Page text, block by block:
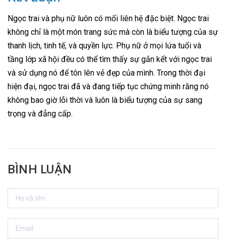
Ngọc trai và phụ nữ luôn có mối liên hệ đặc biệt. Ngọc trai
không chỉ là một món trang sức mà còn là biểu tượng của sự
thanh lịch, tinh tế, và quyền lực. Phụ nữ ở mọi lứa tuổi và
tầng lớp xã hội đều có thể tìm thấy sự gắn kết với ngọc trai
và sử dụng nó để tôn lên vẻ đẹp của mình. Trong thời đại
hiện đại, ngọc trai đã và đang tiếp tục chứng minh rằng nó
không bao giờ lỗi thời và luôn là biểu tượng của sự sang
trọng và đẳng cấp.
BÌNH LUẬN